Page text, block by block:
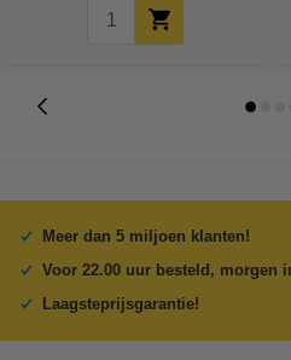
Meer dan 5 miljoen klanten!
Voor 22.00 uur besteld, morgen
Laagsteprijsgarantie!